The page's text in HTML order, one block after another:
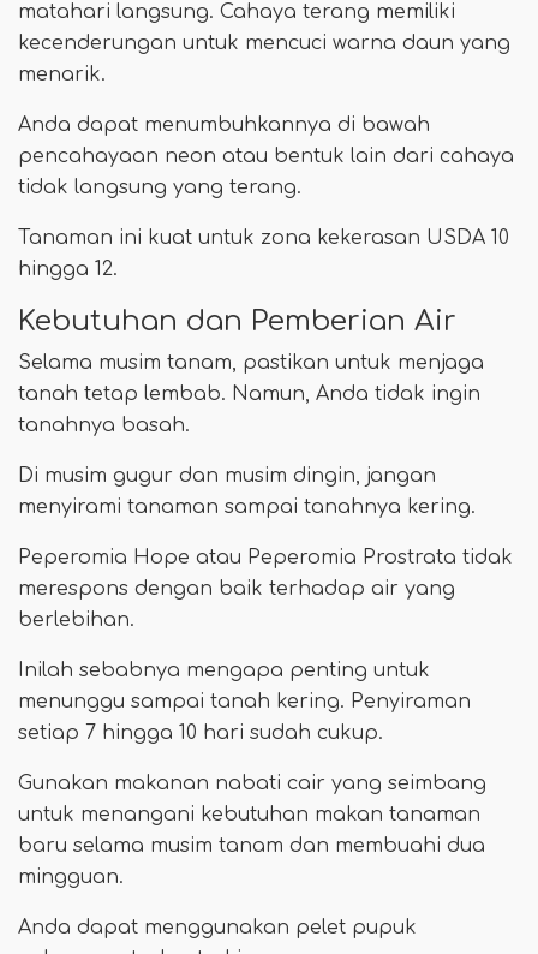
matahari langsung. Cahaya terang memiliki
kecenderungan untuk mencuci warna daun yang
menarik.
Anda dapat menumbuhkannya di bawah
pencahayaan neon atau bentuk lain dari cahaya
tidak langsung yang terang.
Tanaman ini kuat untuk zona kekerasan USDA 10
hingga 12.
Kebutuhan dan Pemberian Air
Selama musim tanam, pastikan untuk menjaga
tanah tetap lembab. Namun, Anda tidak ingin
tanahnya basah.
Di musim gugur dan musim dingin, jangan
menyirami tanaman sampai tanahnya kering.
Peperomia Hope atau Peperomia Prostrata tidak
merespons dengan baik terhadap air yang
berlebihan.
Inilah sebabnya mengapa penting untuk
menunggu sampai tanah kering. Penyiraman
setiap 7 hingga 10 hari sudah cukup.
Gunakan makanan nabati cair yang seimbang
untuk menangani kebutuhan makan tanaman
baru selama musim tanam dan membuahi dua
mingguan.
Anda dapat menggunakan pelet pupuk